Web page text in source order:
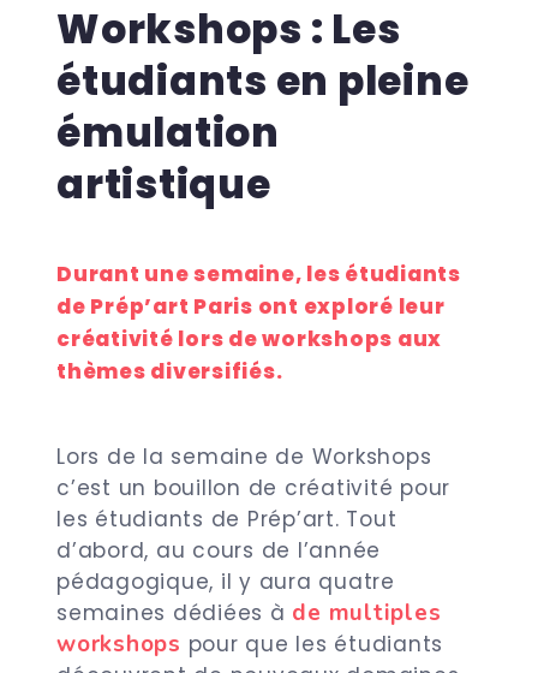
Workshops : Les
étudiants en pleine
émulation
artistique
Durant une semaine, les étudiants
de Prép’art Paris ont exploré leur
créativité lors de workshops aux
thèmes diversifiés.
Lors de la semaine de Workshops
c’est un bouillon de créativité pour
les étudiants de Prép’art. Tout
d’abord, au cours de l’année
pédagogique, il y aura quatre
semaines dédiées à de multiples
workshops pour que les étudiants